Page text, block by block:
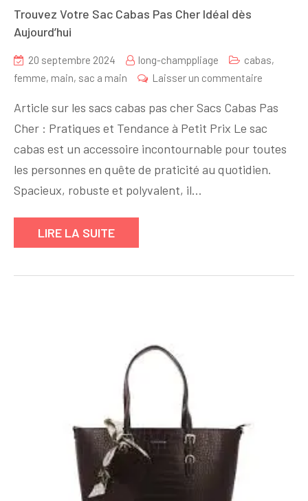
Trouvez Votre Sac Cabas Pas Cher Idéal dès
Aujourd’hui
20 septembre 2024 long-champpliage cabas,
femme, main, sac a main Laisser un commentaire
Votre
Sac
Cabas
Pas
Article sur les sacs cabas pas cher Sacs Cabas Pas
Cher : Pratiques et Tendance à Petit Prix Le sac
cabas est un accessoire incontournable pour toutes
les personnes en quête de praticité au quotidien.
Spacieux, robuste et polyvalent, il…
LIRE LA SUITE